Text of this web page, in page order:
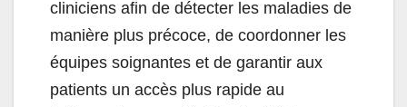
cliniciens afin de détecter les maladies de
manière plus précoce, de coordonner les
équipes soignantes et de garantir aux
patients un accès plus rapide au